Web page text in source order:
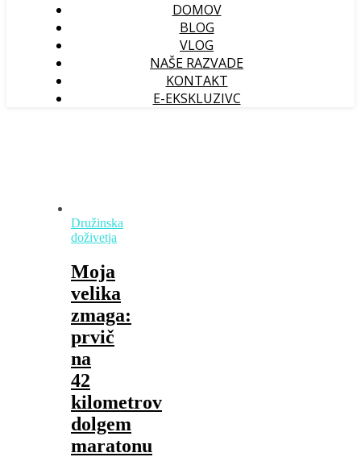
DOMOV
BLOG
VLOG
NAŠE RAZVADE
KONTAKT
E-EKSKLUZIVC
Družinska
doživetja
Moja
velika
zmaga:
prvič
na
42
kilometrov
dolgem
maratonu